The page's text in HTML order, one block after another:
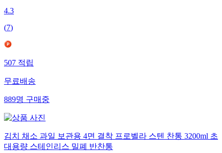
4.3
(7)
507적립
무료배송
889명구매중
김치 채소 과일 보관용 4면 결착 프로벨라 스텐 찬통 3200ml 초
대용량 스테인리스 밀폐 반찬통